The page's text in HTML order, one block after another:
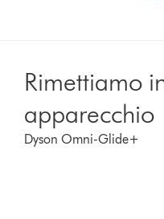
Rimettiamo
apparecchio
Dyson Omni-Glide+